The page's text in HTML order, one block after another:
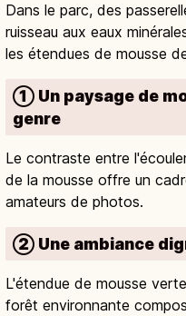
Dans le parc, des
ruisseau aux eaux
les étendues de mousse
① Un paysage de
genre
Le contraste entre
de la mousse offre un
amateurs de photos.
② Une ambiance
L'étendue de mousse
forêt environnante